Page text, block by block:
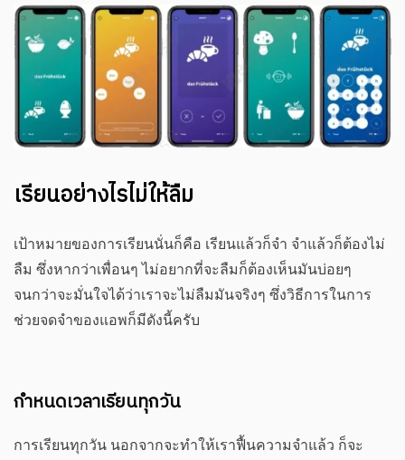
เรียนอย่างไรไม่ให้ลืม
เป้าหมายของการเรียนนั่นก็คือ เรียนแล้วก็จำ จำแล้วก็ต้องไม่
ลืม ซึ่งหากว่าเพื่อนๆ ไม่อยากที่จะลืมก็ต้องเห็นมันบ่อยๆ
จนกว่าจะมั่นใจได้ว่าเราจะไม่ลืมมันจริงๆ ซึ่งวิธีการในการ
ช่วยจดจำของแอพก็มีดังนี้ครับ
กำหนดเวลาเรียนทุกวัน
การเรียนทุกวัน นอกจากจะทำให้เราฟื้นความจำแล้ว ก็จะ